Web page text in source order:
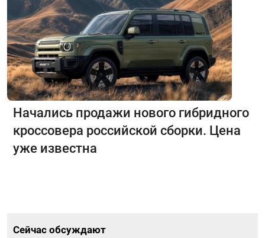
Начались продажи нового гибридного
кроссовера российской сборки. Цена
уже известна
Сейчас обсуждают